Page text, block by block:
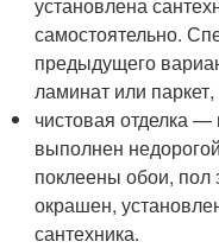
самостоятельно.
предыдущего
ламинат или
чистовая отделка —
выполнен
поклеены обои, пол
окрашен,
сантехника.